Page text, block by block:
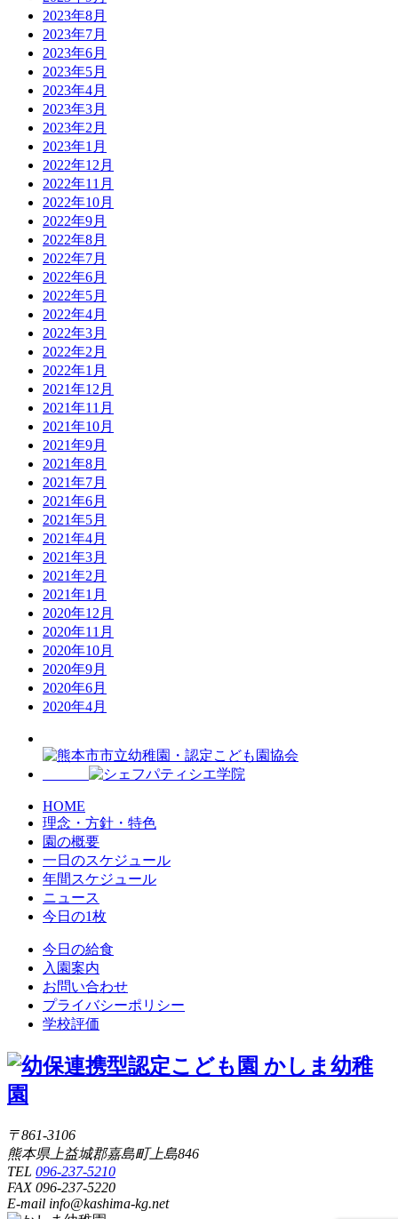
2023年8月
2023年7月
2023年6月
2023年5月
2023年4月
2023年3月
2023年2月
2023年1月
2022年12月
2022年11月
2022年10月
2022年9月
2022年8月
2022年7月
2022年6月
2022年5月
2022年4月
2022年3月
2022年2月
2022年1月
2021年12月
2021年11月
2021年10月
2021年9月
2021年8月
2021年7月
2021年6月
2021年5月
2021年4月
2021年3月
2021年2月
2021年1月
2020年12月
2020年11月
2020年10月
2020年9月
2020年6月
2020年4月
HOME
理念・方針・特色
園の概要
一日のスケジュール
年間スケジュール
ニュース
今日の1枚
今日の給食
入園案内
お問い合わせ
プライバシーポリシー
学校評価
〒861-3106
熊本県上益城郡嘉島町上島846
TEL 096-237-5210
FAX 096-237-5220
E-mail info@kashima-kg.net